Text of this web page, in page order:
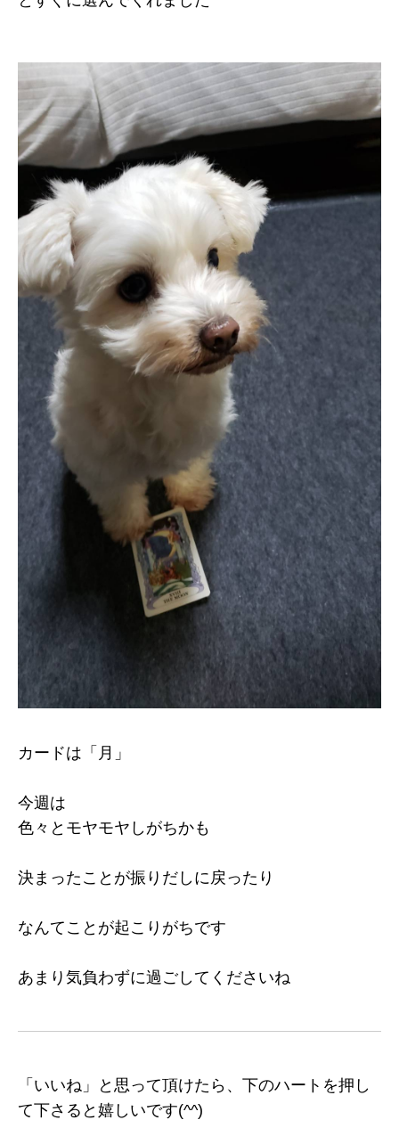
カードは「月」
今週は
色々とモヤモヤしがちかも
決まったことが振りだしに戻ったり
なんてことが起こりがちです
あまり気負わずに過ごしてくださいね
「いいね」と思って頂けたら、下のハートを押し
て下さると嬉しいです(^^)